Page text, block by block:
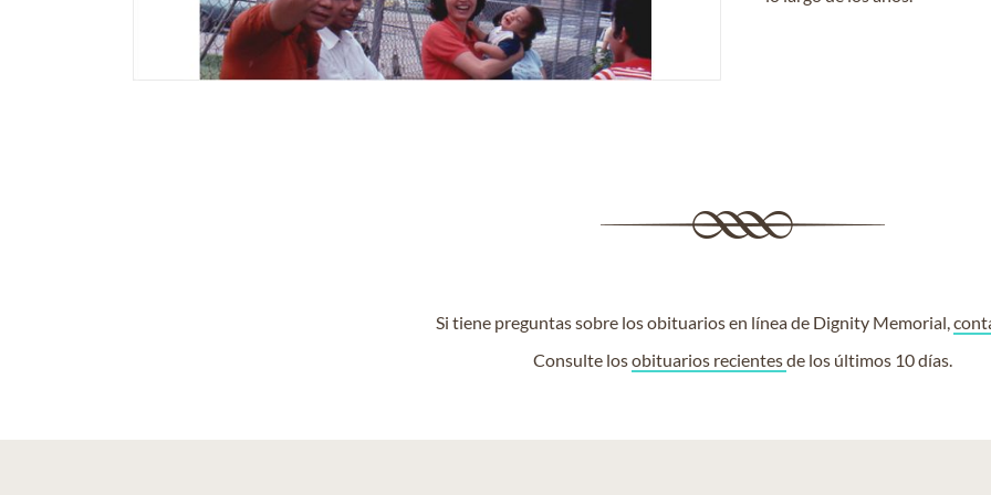
Si tiene preguntas sobre los obituarios en línea de Dignity Memorial,
Consulte losobituarios recientesde los últimos 10 días.